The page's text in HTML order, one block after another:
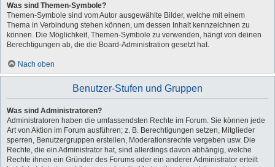
Was sind Themen-Symbole?
Themen-Symbole sind vom Autor ausgewählte Bilder, welche mit einem
Thema in Verbindung stehen können, um dessen Inhalt kennzeichnen zu
können. Die Möglichkeit, Themen-Symbole zu verwenden, hängt von deinen
Berechtigungen ab, die die Board-Administration gesetzt hat.
Nach oben
Benutzer-Stufen und Gruppen
Was sind Administratoren?
Administratoren haben die umfassendsten Rechte im Forum. Sie können jede
Art von Aktion im Forum ausführen; z. B. Berechtigungen setzen, Mitglieder
sperren, Benutzergruppen erstellen, Moderationsrechte vergeben usw. Die
Rechte, die ein Administrator hat, sind allerdings davon abhängig, welche
Rechte ihnen ein Gründer des Forums oder ein anderer Administrator erteilt